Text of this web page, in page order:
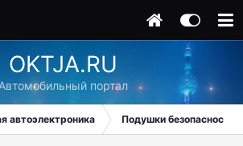
OKTJA.RU
портал
автоэлектроника Подушки безопасности